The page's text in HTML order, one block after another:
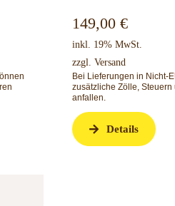
149,00 €
inkl. 19% MwSt.
zzgl. Versand
Bei Lieferungen in Nicht-
zusätzliche Zölle, Steuern
anfallen.
Details